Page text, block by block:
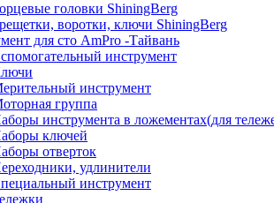
головки ShiningBerg
воротки, ключи ShiningBerg
для сто AmPro -Тайвань
инструмент
инструмент
группа
инструмента в ложементах(для
ключей
отверток
удлинители
инструмент